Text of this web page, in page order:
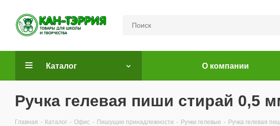
Каталог О компании
Ручка гелевая пиши стирай 0,5
Главная - Каталог - Офис - Пишущие принадлежности - Ручки гелевые - Ручка гелевая